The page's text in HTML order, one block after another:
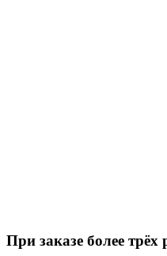
При заказе более